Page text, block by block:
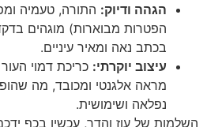
הגהה ודיוק:התורה, טעמיה
הפטרות מבוארות) מוגהים
בכתב נאה ומאיר עיניים.
עיצוב יוקרתי:כריכת דמוי
מראה אלגנטי ומכובד, מה
נפלאה ושימושית.
השלמות של עוז והדר, עכשיו בכף